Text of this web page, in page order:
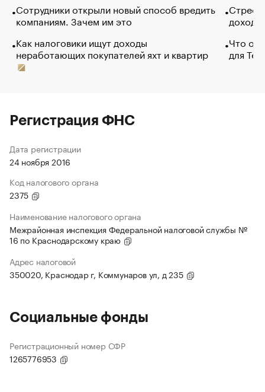
Сотрудники открыли новый способ вредить
компаниям. Зачем им это
Как налоговики ищут доходы
неработающих покупателей яхт и квартир
Что
для
Регистрация ФНС
Дата регистрации
24 ноября 2016
Код налогового органа
2375
Наименование налогового органа
Межрайонная инспекция Федеральной налоговой службы №
16 по Краснодарскому краю
Адрес налоговой
350020, Краснодар г, Коммунаров ул, д 235
Социальные фонды
Регистрационный номер СФР
1265776953